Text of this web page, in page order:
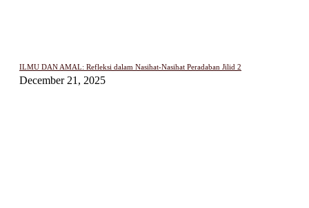
ILMU DAN AMAL: Refleksi dalam Nasihat-Nasihat Peradaban Jilid 2
December 21, 2025